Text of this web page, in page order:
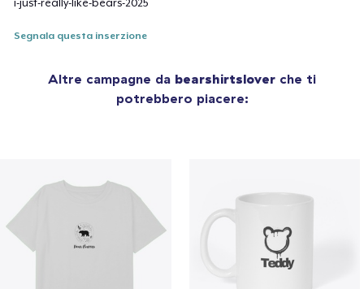
i-just-really-like-bears-2025
Segnala questa inserzione
Altre campagne da bearshirtslover che ti
potrebbero piacere: